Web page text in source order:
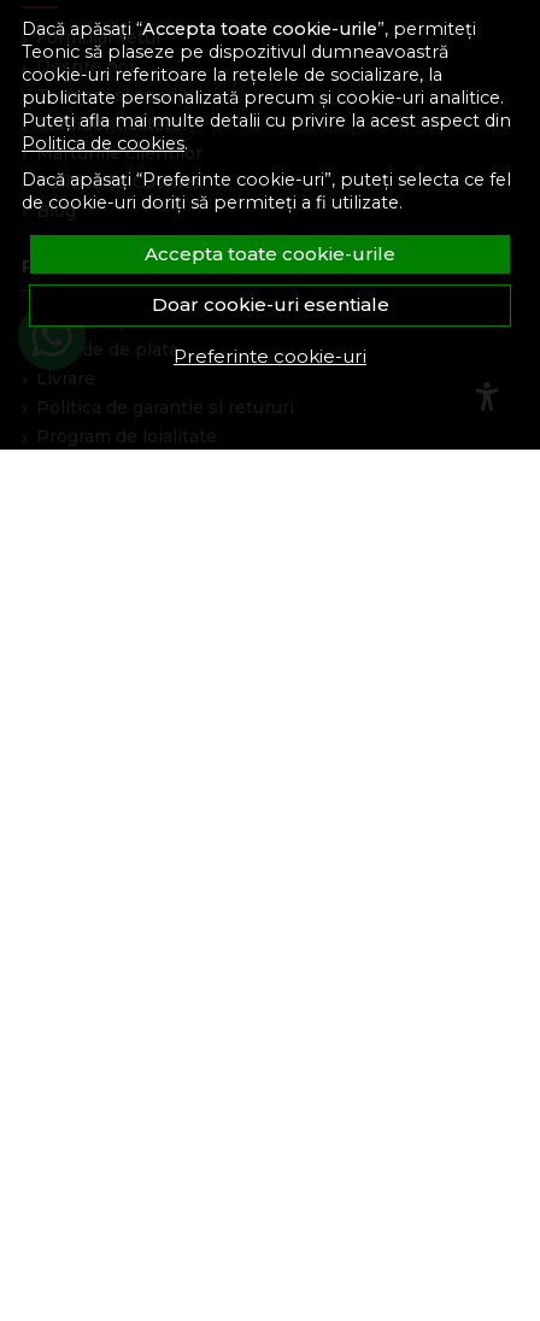
Dacă apăsați “Accepta toate cookie-urile”, permiteți
Teonic să plaseze pe dispozitivul dumneavoastră
cookie-uri referitoare la rețelele de socializare, la
publicitate personalizată precum și cookie-uri analitice.
Puteți afla mai multe detalii cu privire la acest aspect din
Politica de cookies.
Dacă apăsați “Preferinte cookie-uri”, puteți selecta ce fel
de cookie-uri doriți să permiteți a fi utilizate.
Accepta toate cookie-urile
Doar cookie-uri esentiale
Preferinte cookie-uri
Formular retur
Despre noi
Termeni si conditii
Confidentialitate
Marturiile clientilor
Politica de Cookies
Blog
Plata Si Livrare
Cum cumpar
Metode de plata
Livrare
Politica de garantie si retururi
Program de loialitate